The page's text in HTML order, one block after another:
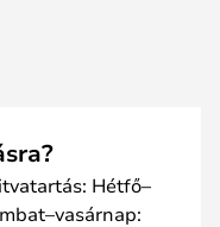
Hétfő–